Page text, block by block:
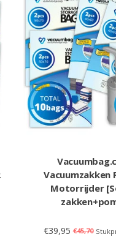
Vacuumzakken
Motorrijder
€39,95 €45,70